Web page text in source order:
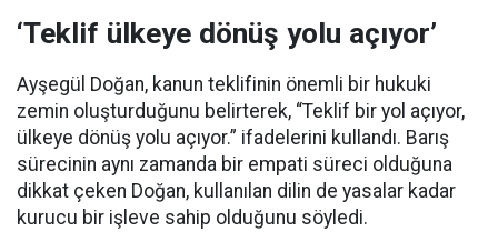
‘Teklif ülkeye dönüş yolu açıyor’
Ayşegül Doğan, kanun teklifinin önemli bir hukuki
zemin oluşturduğunu belirterek, “Teklif bir yol açıyor,
ülkeye dönüş yolu açıyor.” ifadelerini kullandı. Barış
sürecinin aynı zamanda bir empati süreci olduğuna
dikkat çeken Doğan, kullanılan dilin de yasalar kadar
kurucu bir işleve sahip olduğunu söyledi.